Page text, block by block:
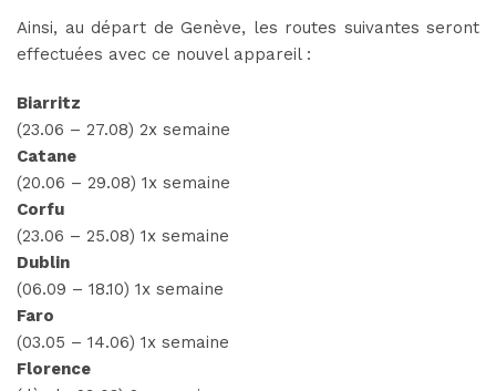
Ainsi, au départ de Genève, les routes suivantes seront
effectuées avec ce nouvel appareil :
Biarritz
(23.06 – 27.08) 2x semaine
Catane
(20.06 – 29.08) 1x semaine
Corfu
(23.06 – 25.08) 1x semaine
Dublin
(06.09 – 18.10) 1x semaine
Faro
(03.05 – 14.06) 1x semaine
Florence